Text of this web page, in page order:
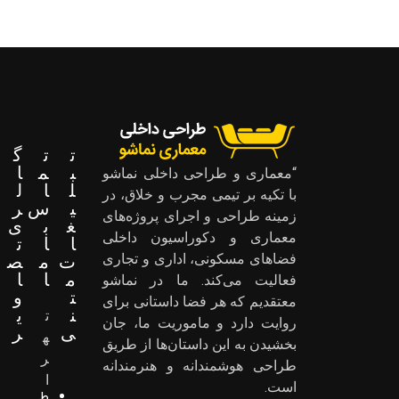
“معماری و طراحی داخلی نماشو
با تکیه بر تیمی مجرب و خلاق، در
زمینه طراحی و اجرای پروژه‌های
معماری و دکوراسیون داخلی
فضاهای مسکونی، اداری و تجاری
فعالیت می‌کند. ما در نماشو
معتقدیم که هر فضا داستانی برای
روایت دارد و ماموریت ما، جان
بخشیدن به این داستان‌ها از طریق
طراحی هوشمندانه و هنرمندانه
است.
ت
ب
ل
ی
غ
ا
ت
م
ت
ن
ی
ت
م
ا
س
ب
ا
م
ا
ت
ه
ر
ا
گ
ا
ل
ر
ی
ت
ص
ا
و
ی
ر